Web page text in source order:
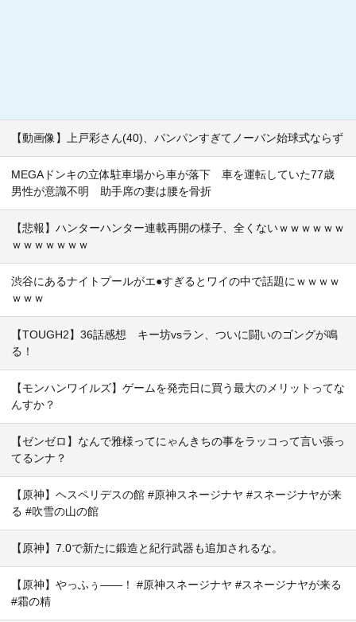
【動画像】上戸彩さん(40)、パンパンすぎてノーバン始球式ならず
MEGAドンキの立体駐車場から車が落下 車を運転していた77歳
男性が意識不明 助手席の妻は腰を骨折
【悲報】ハンターハンター連載再開の様子、全くないｗｗｗｗｗｗ
ｗｗｗｗｗｗｗ
渋谷にあるナイトプールがエ●すぎるとワイの中で話題にｗｗｗｗ
ｗｗｗ
【TOUGH2】36話感想 キー坊vsラン、ついに闘いのゴングが鳴
る！
【モンハンワイルズ】ゲームを発売日に買う最大のメリットってな
んすか？
【ゼンゼロ】なんで雅様ってにゃんきちの事をラッコって言い張っ
てるンナ？
【原神】ヘスペリデスの館 #原神スネージナヤ #スネージナヤが来
る #吹雪の山の館
【原神】7.0で新たに鍛造と紀行武器も追加されるな。
【原神】やっふぅ——！ #原神スネージナヤ #スネージナヤが来る
#霜の精